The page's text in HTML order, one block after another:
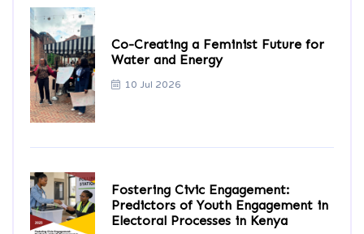
Co-Creating a Feminist Future for
Water and Energy
10 Jul 2026
Fostering Civic Engagement:
Predictors of Youth Engagement in
Electoral Processes in Kenya